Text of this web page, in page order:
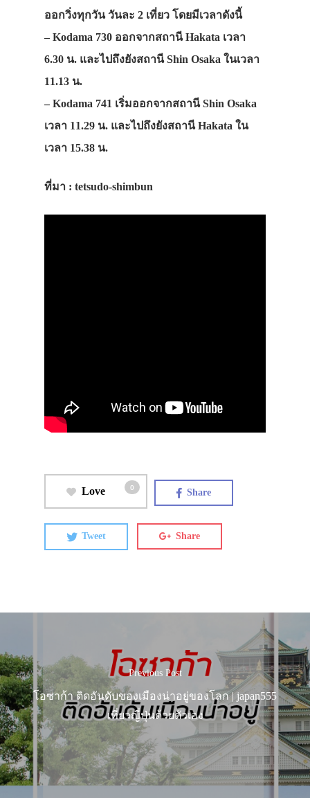
ออกวิ่งทุกวัน วันละ 2 เที่ยว โดยมีเวลาดังนี้
– Kodama 730 ออกจากสถานี Hakata เวลา
6.30 น. และไปถึงยังสถานี Shin Osaka ในเวลา
11.13 น.
– Kodama 741 เริ่มออกจากสถานี Shin Osaka
เวลา 11.29 น. และไปถึงยังสถานี Hakata ใน
เวลา 15.38 น.
ที่มา : tetsudo-shimbun
Love 0 Share
Tweet Share
Previous Post
โอซาก้า ติดอันดับของเมืองน่าอยู่ของโลก | japan555
เที่ยวญี่ปุ่นด้วยตัวเอง